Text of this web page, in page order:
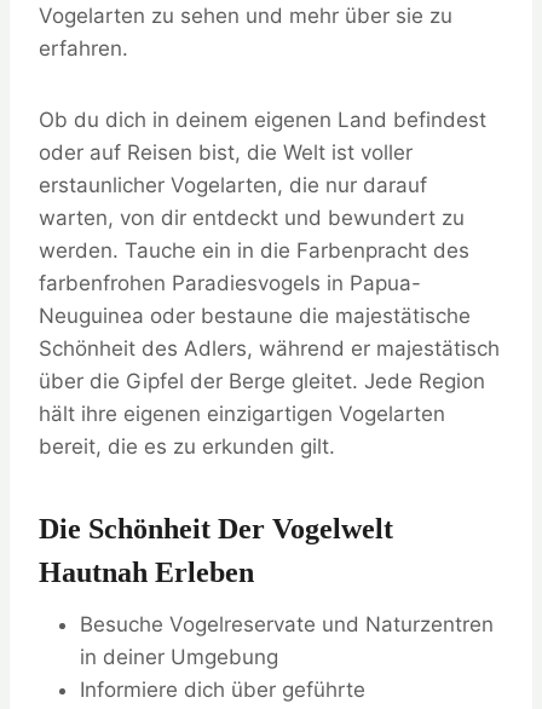
Vogelarten zu sehen und mehr über sie zu
erfahren.
Ob du dich in deinem eigenen Land befindest
oder auf Reisen bist, die Welt ist voller
erstaunlicher Vogelarten, die nur darauf
warten, von dir entdeckt und bewundert zu
werden. Tauche ein in die Farbenpracht des
farbenfrohen Paradiesvogels in Papua-
Neuguinea oder bestaune die majestätische
Schönheit des Adlers, während er majestätisch
über die Gipfel der Berge gleitet. Jede Region
hält ihre eigenen einzigartigen Vogelarten
bereit, die es zu erkunden gilt.
Die Schönheit Der Vogelwelt
Hautnah Erleben
Besuche Vogelreservate und Naturzentren
in deiner Umgebung
Informiere dich über geführte